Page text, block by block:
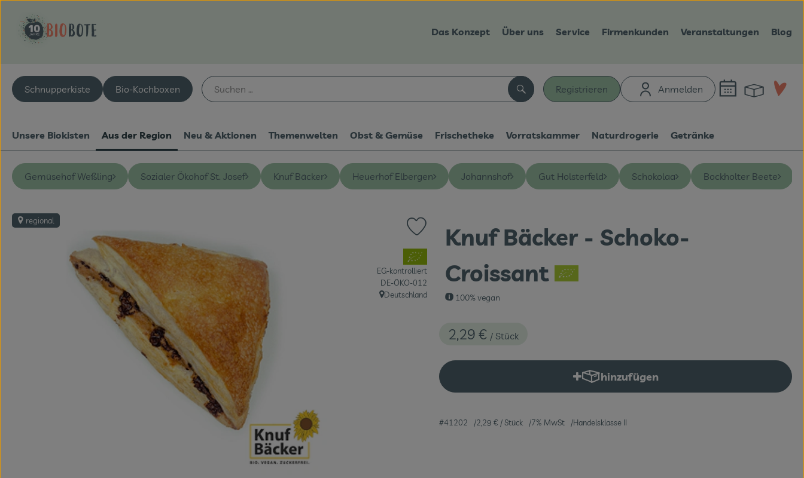
Das Konzept Über uns Service Firmenkunden Veranstaltungen Blog
Registrieren Anmelden
Suchen
Schnupperkiste Bio-Kochboxen
Unsere Biokisten Aus der Region Neu & Aktionen Themenwelten Obst & Gemüse Frischetheke Vorratskammer Naturdrogerie Getränke
Gemüsehof Weßling Sozialer Ökohof St. Josef Knuf Bäcker Heuerhof Elbergen Johannshof Gut Holsterfeld Schokolaa Bockholter Beete
Knuf Bäcker - Schoko-
Croissant
100% vegan
2,29 € / Stück
regional
Produkt zu Favouriten hinzufügen
, Verband:
EG-kontrolliert
, Kontrollstelle:
DE-ÖKO-012
, Herkunft:
Deutschland
hinzufügen
Produkt zum Warenkorb hinzufügen
#41202 2,29 € / Stück 7% MwSt Handelsklasse II